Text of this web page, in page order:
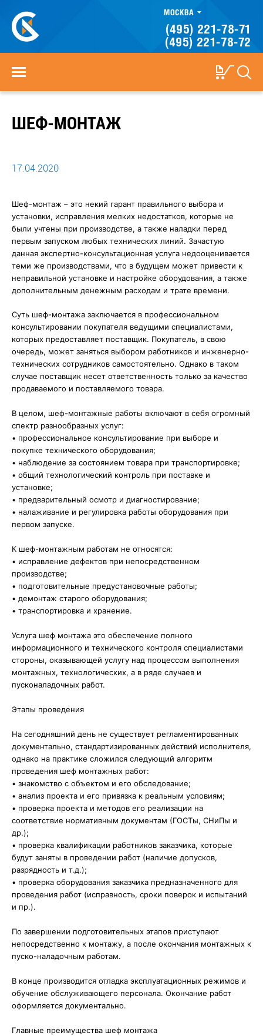
МОСКВА
(495) 221-78-71
(495) 221-78-72
ШЕФ-МОНТАЖ
17.04.2020
Шеф-монтаж – это некий гарант правильного выбора и
установки, исправления мелких недостатков, которые не
были учтены при производстве, а также наладки перед
первым запуском любых технических линий. Зачастую
данная экспертно-консультационная услуга недооценивается
теми же производствами, что в будущем может привести к
неправильной установке и настройке оборудования, а также
дополнительным денежным расходам и трате времени.
Суть шеф-монтажа заключается в профессиональном
консультировании покупателя ведущими специалистами,
которых предоставляет поставщик. Покупатель, в свою
очередь, может заняться выбором работников и инженерно-
технических сотрудников самостоятельно. Однако в таком
случае поставщик несет ответственность только за качество
продаваемого и поставляемого товара.
В целом, шеф-монтажные работы включают в себя огромный
спектр разнообразных услуг:
• профессиональное консультирование при выборе и
покупке технического оборудования;
• наблюдение за состоянием товара при транспортировке;
• общий технологический контроль при поставке и
установке;
• предварительный осмотр и диагностирование;
• налаживание и регулировка работы оборудования при
первом запуске.
К шеф-монтажным работам не относятся:
• исправление дефектов при непосредственном
производстве;
• подготовительные предустановочные работы;
• демонтаж старого оборудования;
• транспортировка и хранение.
Услуга шеф монтажа это обеспечение полного
информационного и технического контроля специалистами
стороны, оказывающей услугу над процессом выполнения
монтажных, технологических, а в ряде случаев и
пусконаладочных работ.
Этапы проведения
На сегодняшний день не существует регламентированных
документально, стандартизированных действий исполнителя,
однако на практике сложился следующий алгоритм
проведения шеф монтажных работ:
• знакомство с объектом и его обследование;
• анализ проекта и его привязка к реальным условиям;
• проверка проекта и методов его реализации на
соответствие нормативным документам (ГОСТы, СНиПы и
др.);
• проверка квалификации работников заказчика, которые
будут заняты в проведении работ (наличие допусков,
разрядность и т.д.);
• проверка оборудования заказчика предназначенного для
проведения работ (исправность, сроки поверок и испытаний
и пр.).
По завершении подготовительных этапов приступают
непосредственно к монтажу, а после окончания монтажных к
пуско-наладочным работам.
В конце производится отладка эксплуатационных режимов и
обучение обслуживающего персонала. Окончание работ
оформляется документально.
Главные преимущества шеф монтажа